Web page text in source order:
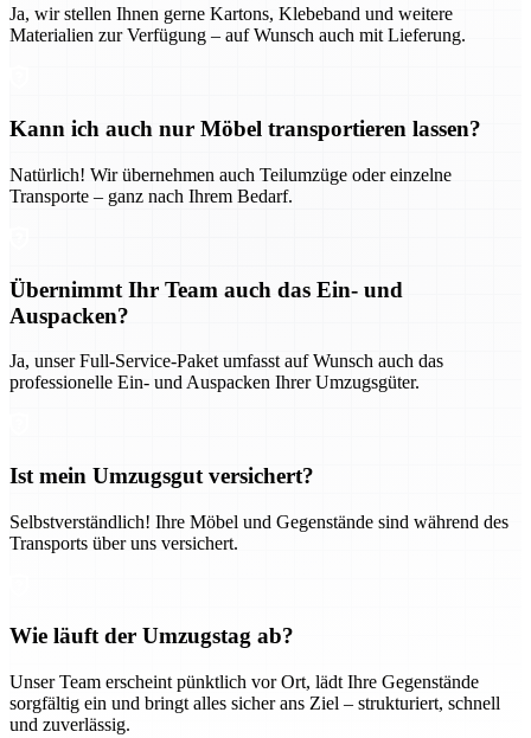
Ja, wir stellen Ihnen gerne Kartons, Klebeband und weitere
Materialien zur Verfügung – auf Wunsch auch mit Lieferung.
Kann ich auch nur Möbel transportieren lassen?
Natürlich! Wir übernehmen auch Teilumzüge oder einzelne
Transporte – ganz nach Ihrem Bedarf.
Übernimmt Ihr Team auch das Ein- und
Auspacken?
Ja, unser Full-Service-Paket umfasst auf Wunsch auch das
professionelle Ein- und Auspacken Ihrer Umzugsgüter.
Ist mein Umzugsgut versichert?
Selbstverständlich! Ihre Möbel und Gegenstände sind während des
Transports über uns versichert.
Wie läuft der Umzugstag ab?
Unser Team erscheint pünktlich vor Ort, lädt Ihre Gegenstände
sorgfältig ein und bringt alles sicher ans Ziel – strukturiert, schnell
und zuverlässig.